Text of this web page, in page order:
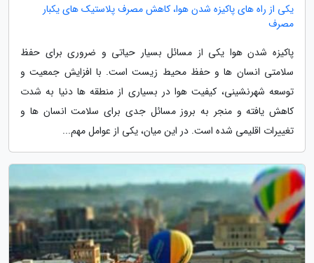
یکی از راه های پاکیزه شدن هوا، کاهش مصرف پلاستیک های یکبار
مصرف
پاکیزه شدن هوا یکی از مسائل بسیار حیاتی و ضروری برای حفظ
سلامتی انسان ها و حفظ محیط زیست است. با افزایش جمعیت و
توسعه شهرنشینی، کیفیت هوا در بسیاری از منطقه ها دنیا به شدت
کاهش یافته و منجر به بروز مسائل جدی برای سلامت انسان ها و
تغییرات اقلیمی شده است. در این میان، یکی از عوامل مهم...